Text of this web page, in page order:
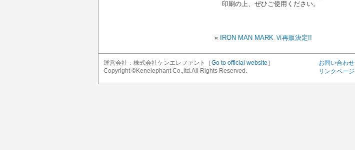
印刷の上、ぜひご使用ください。
« IRON MAN MARK Ⅵ再販決定!!
運営会社：株式会社ケンエレファント［Go to official website ］
Copyright ©Kenelephant Co.,ltd.All Rights Reserved.
お問い合わせ
リンクページ